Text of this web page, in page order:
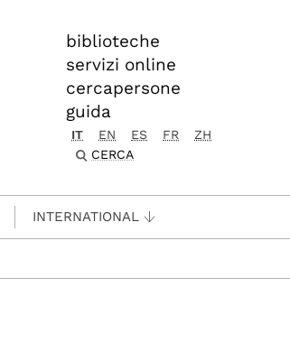
biblioteche
servizi online
cercapersone
guida
IT EN ES FR
ZH
CERCA
INTERNATIONAL